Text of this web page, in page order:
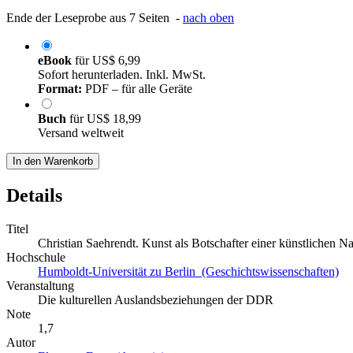
Ende der Leseprobe aus 7 Seiten - nach oben
eBook fürUS$ 6,99
Sofort herunterladen. Inkl. MwSt.
Format: PDF – für alle Geräte
Buch fürUS$ 18,99
Versand weltweit
In den Warenkorb
Details
Titel
Christian Saehrendt. Kunst als Botschafter einer künstlichen
Hochschule
Humboldt-Universität zu Berlin (Geschichtswissenschaften)
Veranstaltung
Die kulturellen Auslandsbeziehungen der DDR
Note
1,7
Autor